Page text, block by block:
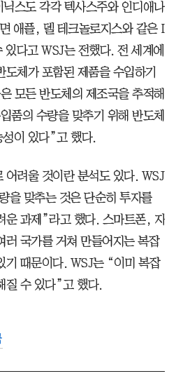
스도 각각 텍사스주와 인디애나
애플, 델 테크놀로지스와 같은 I
다고 WSJ는 전했다. 전 세계에
체가 포함된 제품을 수입하기
모든 반도체의 제조국을 추적해
품의 수량을 맞추기 위해 반도체
이 있다”고 했다.
어려울 것이란 분석도 있다. WSJ
을 맞추는 것은 단순히 투자를
운 과제”라고 했다. 스마트폰, 자
러 국가를 거쳐 만들어지는 복잡
기 때문이다. WSJ는 “이미 복잡
질 수 있다”고 했다.